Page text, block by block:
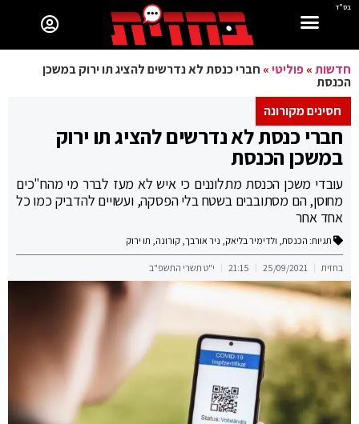
בס"ד
חדשות»פוליטי» חברי כנסת לא נדרשים להציג תו ירוק במשכן
הכנסת
חסינים מקורונה
חברי כנסת לא נדרשים להציג תו ירוק
במשכן הכנסת
עובדי משכן הכנסת מתלוננים כי איש לא מעז לברר מי מהח"כים
מחוסן, הם מסתובבים בשטח בלי הפסקה, ועשויים להדביק כמו כל
אחד אחר
תגיות: הכנסת, ולדימיר בליאק, ניר אורבך, קורונה, תו ירוק
בחזית 25/09/2021
21:15 י"ט תשרי התשפ"ב